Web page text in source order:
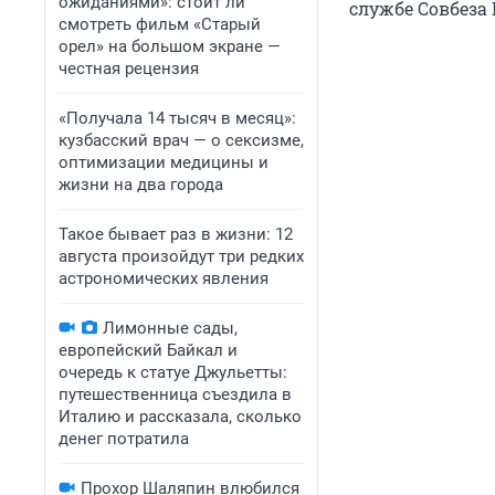
смотреть фильм «Старый
орел» на большом экране —
честная рецензия
«Получала 14 тысяч в месяц»:
кузбасский врач — о сексизме,
оптимизации медицины и
жизни на два города
Такое бывает раз в жизни: 12
августа произойдут три редких
астрономических явления
Лимонные сады,
европейский Байкал и
очередь к статуе Джульетты:
путешественница съездила в
Италию и рассказала, сколько
денег потратила
Прохор Шаляпин влюбился
службе Совбеза